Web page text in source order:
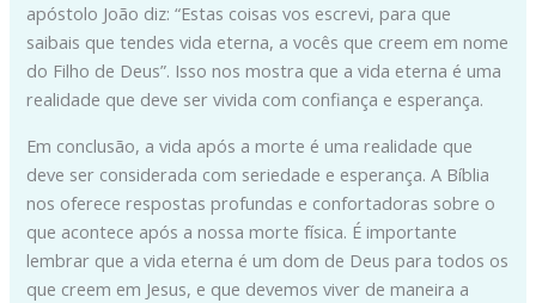
apóstolo João diz: “Estas coisas vos escrevi, para que
saibais que tendes vida eterna, a vocês que creem em nome
do Filho de Deus”. Isso nos mostra que a vida eterna é uma
realidade que deve ser vivida com confiança e esperança.
Em conclusão, a vida após a morte é uma realidade que
deve ser considerada com seriedade e esperança. A Bíblia
nos oferece respostas profundas e confortadoras sobre o
que acontece após a nossa morte física. É importante
lembrar que a vida eterna é um dom de Deus para todos os
que creem em Jesus, e que devemos viver de maneira a